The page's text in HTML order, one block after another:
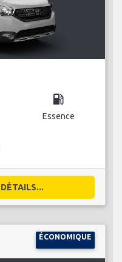
local_gas_station
Essence
ÉCONOMIQUE